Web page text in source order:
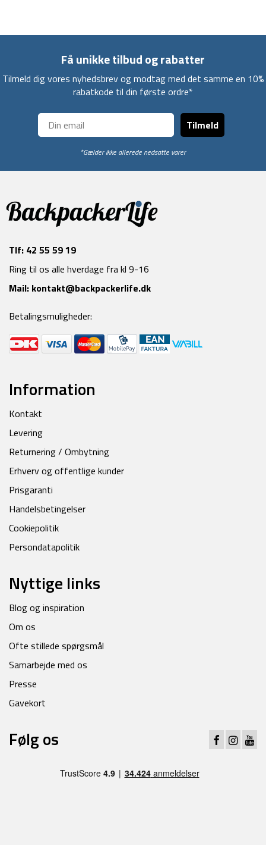
Få unikke tilbud og rabatter
Tilmeld dig vores nyhedsbrev og modtag med det samme en 10%
rabatkode til din første ordre*
Tilmeld
*Gælder ikke allerede nedsatte varer
Tlf: 42 55 59 19
Ring til os alle hverdage fra kl 9-16
Mail: kontakt@backpackerlife.dk
Betalingsmuligheder:
Information
Kontakt
Levering
Returnering / Ombytning
Erhverv og offentlige kunder
Prisgaranti
Handelsbetingelser
Cookiepolitik
Persondatapolitik
Nyttige links
Blog og inspiration
Om os
Ofte stillede spørgsmål
Samarbejde med os
Presse
Gavekort
Følg os